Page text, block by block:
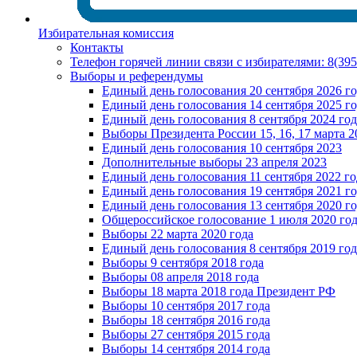
Избирательная комиссия
Контакты
Телефон горячей линии связи с избирателями:
Выборы и референдумы
Единый день голосования 20 сентября 2026
Единый день голосования 14 сентября 2025
Единый день голосования 8 сентября 2024
Выборы Президента России 15, 16, 17 марта
Единый день голосования 10 сентября 2023
Дополнительные выборы 23 апреля 2023
Единый день голосования 11 сентября 2022
Единый день голосования 19 сентября 2021
Единый день голосования 13 сентября 2020
Общероссийское голосование 1 июля 2020
Выборы 22 марта 2020 года
Единый день голосования 8 сентября 2019
Выборы 9 сентября 2018 года
Выборы 08 апреля 2018 года
Выборы 18 марта 2018 года Президент РФ
Выборы 10 сентября 2017 года
Выборы 18 сентября 2016 года
Выборы 27 сентября 2015 года
Выборы 14 сентября 2014 года